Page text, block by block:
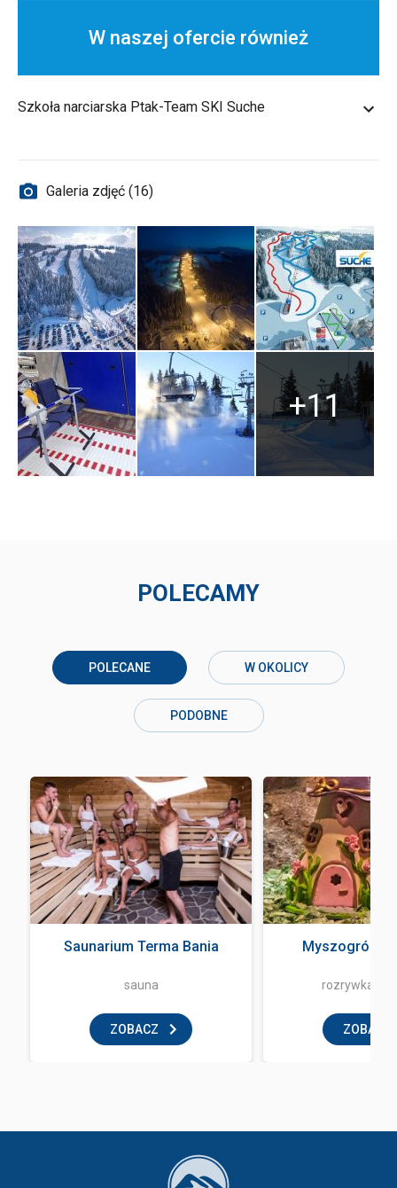
W naszej ofercie również
Szkoła narciarska Ptak-Team SKI Suche
Galeria zdjęć (16)
+11
POLECAMY
POLECANE W OKOLICY
PODOBNE
Saunarium Terma Bania
sauna
ZOBACZ
Myszogród
rozrywka i
ZOBACZ